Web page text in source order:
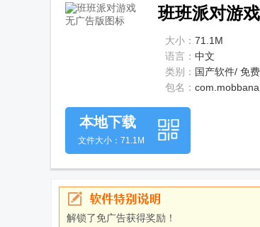
班班派对游
大小： 71.1M
语言： 中文
类别： 国产软件/ 免
包名：
本地下载
文件大小：71.1M
解锁了免广告获得奖励！